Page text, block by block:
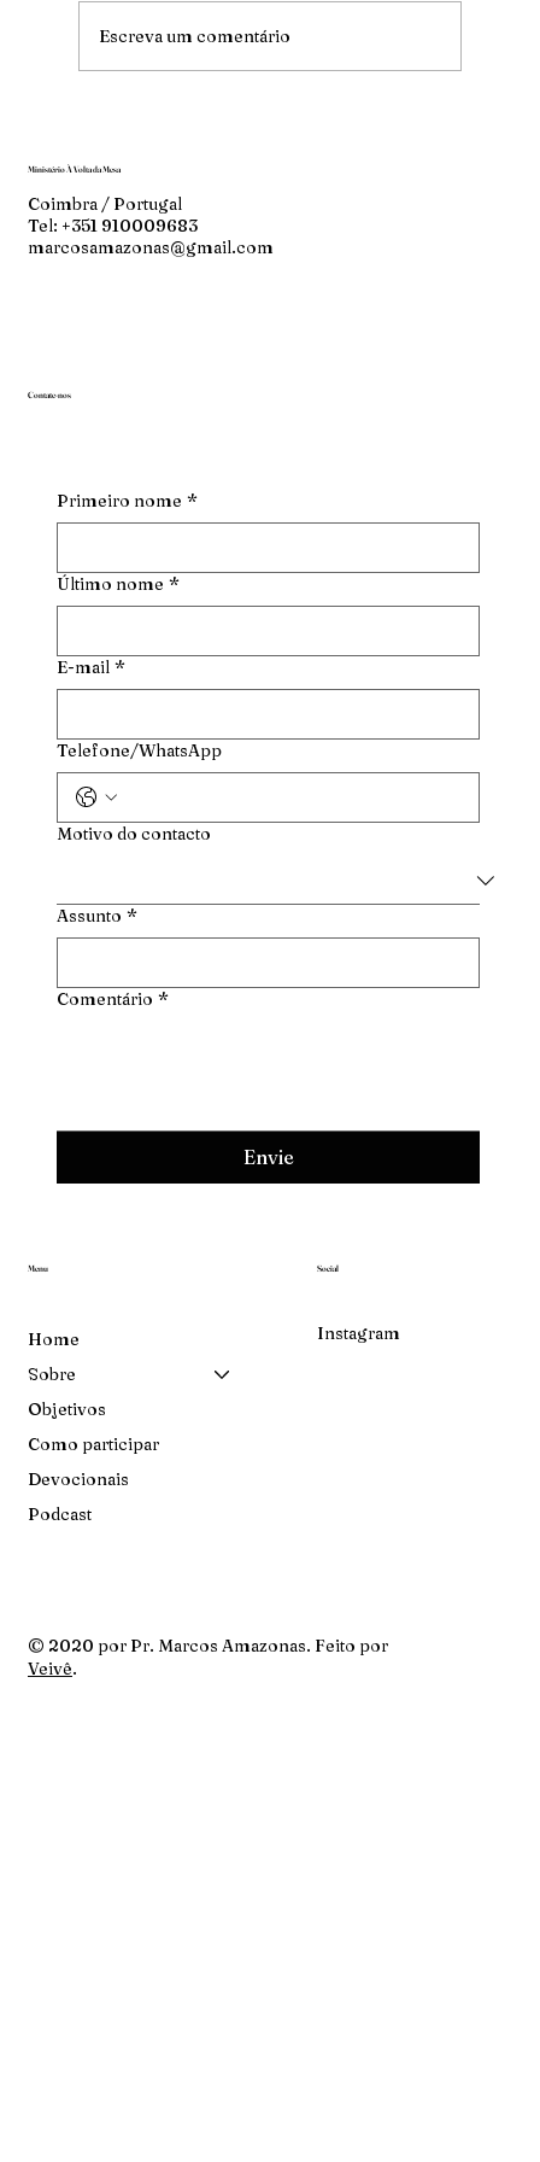
Escreva um comentário
Ministério À Volta da Mesa
Coimbra / Portugal
Tel: +351 910009683
marcosamazonas@gmail.com
Menu
Home
Sobre
Objetivos
Como participar
Devocionais
Podcast
Social
Instagram
Contate-nos
Primeiro nome *
Último nome *
E-mail *
Telefone/WhatsApp
Motivo do contacto
Assunto *
Comentário *
Envie
© 2020 por Pr. Marcos Amazonas. Feito por
Veivê.